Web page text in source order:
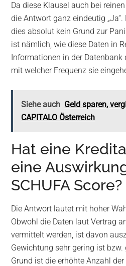
Da diese Klausel auch bei
die Antwort ganz eindeutig
dies absolut kein Grund zur
ist nämlich, wie diese Daten in
Informationen in der Datenbank
mit welcher Frequenz sie
Siehe auch Geld sparen,
CAPITALO Österreich
Hat eine
eine
SCHUFA Score?
Die Antwort lautet mit hoher
Obwohl die Daten laut Vertrag
vermittelt werden, ist davon
Gewichtung sehr gering ist bzw.
Grund ist die erhöhte Anzahl